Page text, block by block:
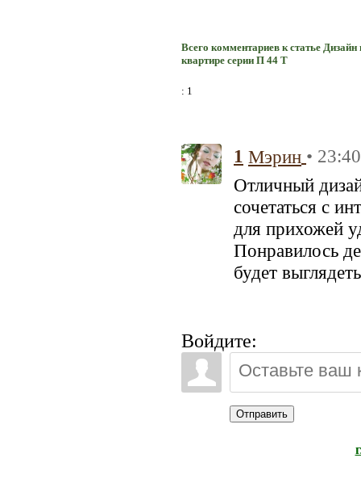
Всего комментариев к статье
квартире серии П 44 Т
: 1
1 Мэрин •
Отличный
сочетаться с
для прихожей
Понравилось
будет
Войдите:
Отправить